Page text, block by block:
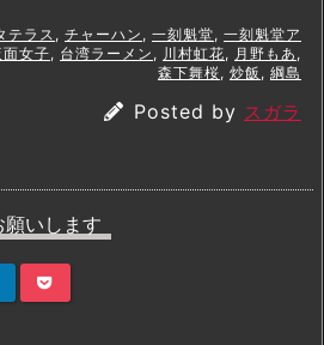
テラス , チャーハン , 一刻魁堂, 一刻魁堂ア
面女子, 台湾ラーメン , 川村虹花, 月野もあ ,
森下舞桜, 炒飯 , 綱島
Posted by スガラ
願いします